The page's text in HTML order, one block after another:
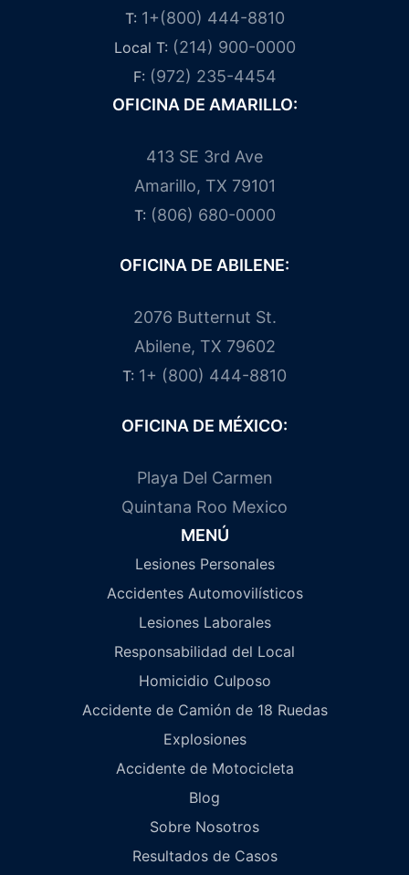
T: 1+(800) 444-8810
Local T: (214) 900-0000
F: (972) 235-4454
OFICINA DE AMARILLO:
413 SE 3rd Ave
Amarillo, TX 79101
T: (806) 680-0000
OFICINA DE ABILENE:
2076 Butternut St.
Abilene, TX 79602
T: 1+ (800) 444-8810
OFICINA DE MÉXICO:
Playa Del Carmen
Quintana Roo Mexico
MENÚ
Lesiones Personales
Accidentes Automovilísticos
Lesiones Laborales
Responsabilidad del Local
Homicidio Culposo
Accidente de Camión de 18 Ruedas
Explosiones
Accidente de Motocicleta
Blog
Sobre Nosotros
Resultados de Casos